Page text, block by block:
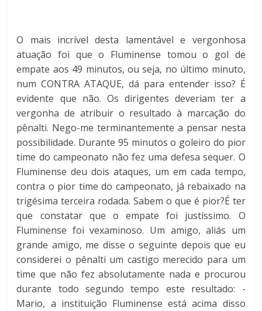
O mais incrível desta lamentávele vergonhosa
atuação foi que o Fluminense tomou o gol de
empate aos 49 minutos, ou seja, no último minuto,
num CONTRA ATAQUE, dá para entender isso? É
evidente que não. Os dirigentes deveriam ter a
vergonha de atribuir o resultado à marcação do
pênalti. Nego-me terminantemente a pensar nesta
possibilidade. Durante 95 minutos o goleiro do pior
time do campeonato não fez uma defesa sequer. O
Fluminense deu dois ataques, um em cada tempo,
contra o pior time do campeonato, já rebaixado na
trigésima terceira rodada. Sabem o que é pior?É ter
que constatar que o empate foi justíssimo. O
Fluminense foi vexaminoso. Um amigo, aliás um
grande amigo, me disse o seguinte depois que eu
considerei o pênalti um castigo merecido para um
time que não fez absolutamente nada e procurou
durante todo segundo tempo este resultado: -
Mario, a instituição Fluminense está acima disso